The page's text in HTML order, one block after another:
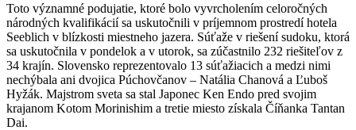
Toto významné podujatie, ktoré bolo vyvrcholením celoročných
národných kvalifikácií sa uskutočnili v príjemnom prostredí hotela
Seeblich v blízkosti miestneho jazera. Súťaže v riešení sudoku, ktorá
sa uskutočnila v pondelok a v utorok, sa zúčastnilo 232 riešiteľov z
34 krajín. Slovensko reprezentovalo 13 súťažiacich a medzi nimi
nechýbala ani dvojica Púchovčanov – Natália Chanová a Ľuboš
Hyžák. Majstrom sveta sa stal Japonec Ken Endo pred svojim
krajanom Kotom Morinishim a tretie miesto získala Číňanka Tantan
Dai.